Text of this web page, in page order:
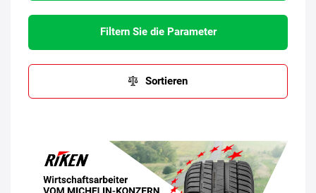
Filtern Sie die Parameter
Sortieren